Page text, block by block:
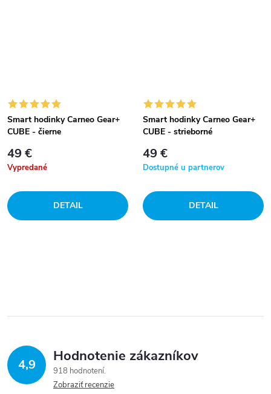
Smart hodinky Carneo Gear+
CUBE - čierne
49 €
Vypredané
DETAIL
Smart hodinky Carneo Gear+
CUBE - strieborné
49 €
Dostupné u partnerov
DETAIL
4,9 Hodnotenie zákazníkov
918 hodnotení
Zobraziť recenzie